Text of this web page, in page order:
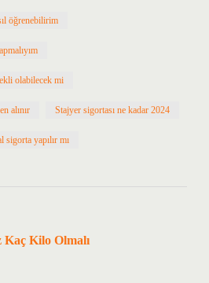
öğrenebilirim
olabilecek mi
alınır Stajyer sigortası ne kadar 2024
sigorta yapılır mı
Kilo Olmalı